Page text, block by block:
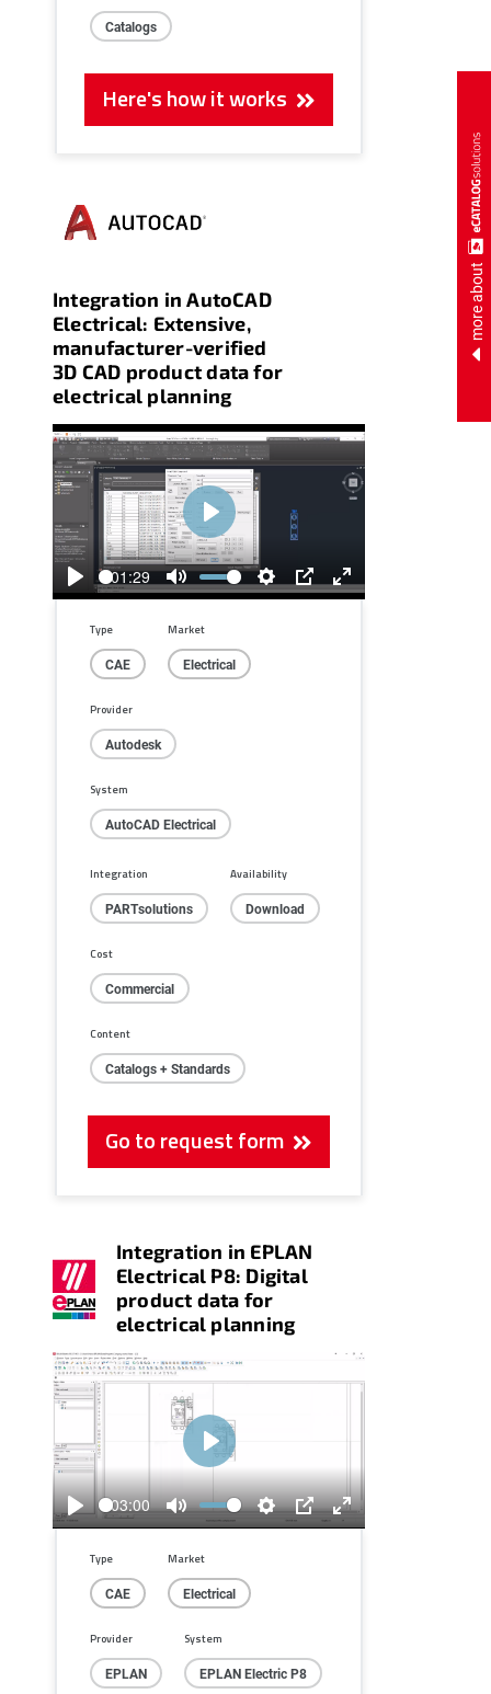
more about
Catalogs
Here's how it works
Integration in AutoCAD
Electrical: Extensive,
manufacturer-verified
3D CAD product data for
electrical planning
Play
01:29
Mute
Settings
PIP
Enter
Play
Type
CAE
Market
Electrical
Provider
Autodesk
System
AutoCAD Electrical
Integration
PARTsolutions
Availability
Download
Cost
Commercial
Content
Catalogs + Standards
Go to request form
Integration in EPLAN
Electrical P8: Digital
product data for
electrical planning
Play
03:00
Mute
Settings
PIP
Enter
Play
Type
CAE
Market
Electrical
Provider
EPLAN
System
EPLAN Electric P8